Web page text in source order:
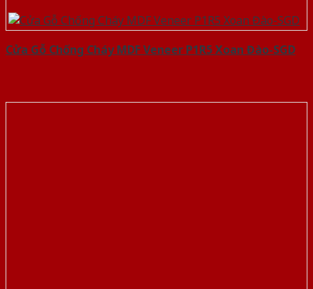
Cửa Gỗ Chống Cháy MDF Veneer P1R5 Xoan Đào-SGD